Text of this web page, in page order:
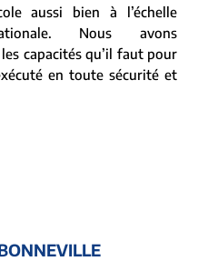
aussi bien à l’échelle
Nous avons
capacités qu’il faut pour
en toute sécurité et